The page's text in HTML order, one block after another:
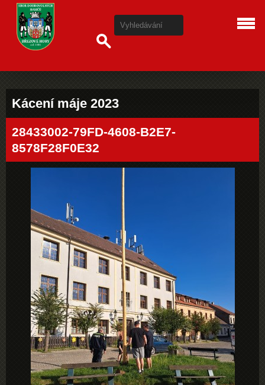
Kácení máje 2023
28433002-79FD-4608-B2E7-
8578F28F0E32